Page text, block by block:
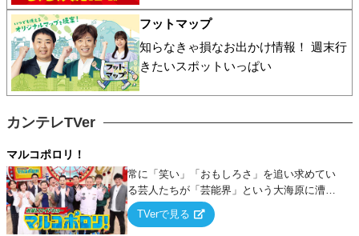
フットマップ
知らなきゃ損なお出かけ情報！ 週末行
きたいスポットいっぱい
カンテレTVer
マルコポロリ！
常に「笑い」「おもしろさ」を追い求めてい
る芸人たちが「芸能界」という大海原に漕ぎ
出でて、新たなオモシロ人間を発掘する！
TVerで見る